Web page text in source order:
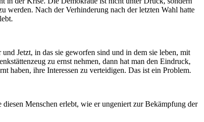
werden. Nach der Verhinderung nach der letzten Wahl hatte
Jetzt, in das sie geworfen sind und in dem sie leben, mit
zu ernst nehmen, dann hat man den Eindruck,
haben, ihre Interessen zu verteidigen. Das ist ein Problem.
Menschen erlebt, wie er ungeniert zur Bekämpfung der